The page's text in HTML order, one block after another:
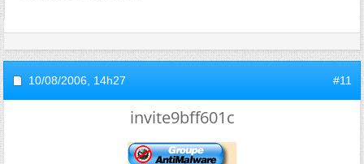
10/08/2006, 14h27 #11
invite9bff601c